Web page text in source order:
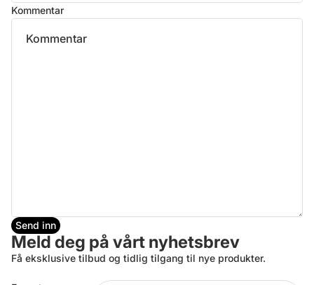
Kommentar
Send inn
Meld deg på vårt nyhetsbrev
Få eksklusive tilbud og tidlig tilgang til nye produkter.